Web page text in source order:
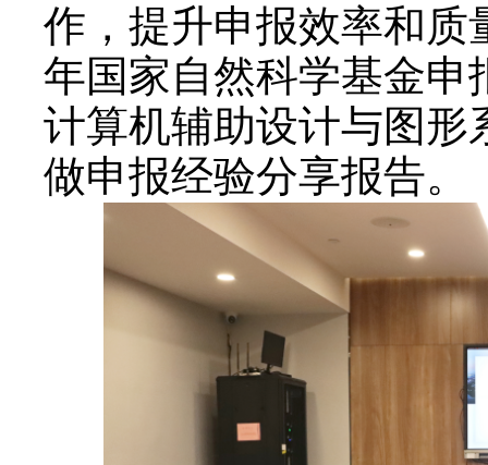
作，提升申报效率和质
年国家自然科学基金申
计算机辅助设计与图形
做申报经验分享报告。